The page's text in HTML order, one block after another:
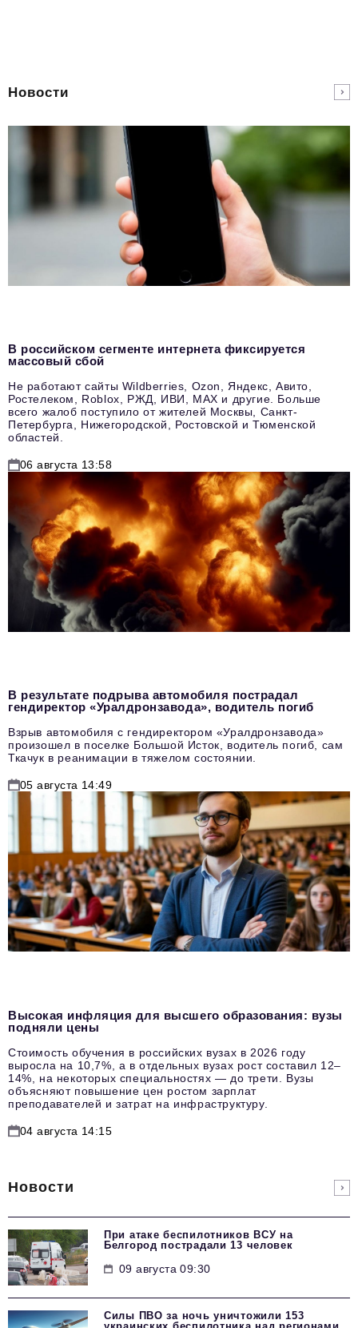
Новости
В российском сегменте интернета фиксируется
массовый сбой
Не работают сайты Wildberries, Ozon, Яндекс, Авито,
Ростелеком, Roblox, РЖД, ИВИ, MAX и другие. Больше
всего жалоб поступило от жителей Москвы, Санкт-
Петербурга, Нижегородской, Ростовской и Тюменской
областей.
06 августа 13:58
В результате подрыва автомобиля пострадал
гендиректор «Уралдронзавода», водитель погиб
Взрыв автомобиля с гендиректором «Уралдронзавода»
произошел в поселке Большой Исток, водитель погиб, сам
Ткачук в реанимации в тяжелом состоянии.
05 августа 14:49
Высокая инфляция для высшего образования: вузы
подняли цены
Стоимость обучения в российских вузах в 2026 году
выросла на 10,7%, а в отдельных вузах рост составил 12–
14%, на некоторых специальностях — до трети. Вузы
объясняют повышение цен ростом зарплат
преподавателей и затрат на инфраструктуру.
04 августа 14:15
Новости
При атаке беспилотников ВСУ на
Белгород пострадали 13 человек
09 августа 09:30
Силы ПВО за ночь уничтожили 153